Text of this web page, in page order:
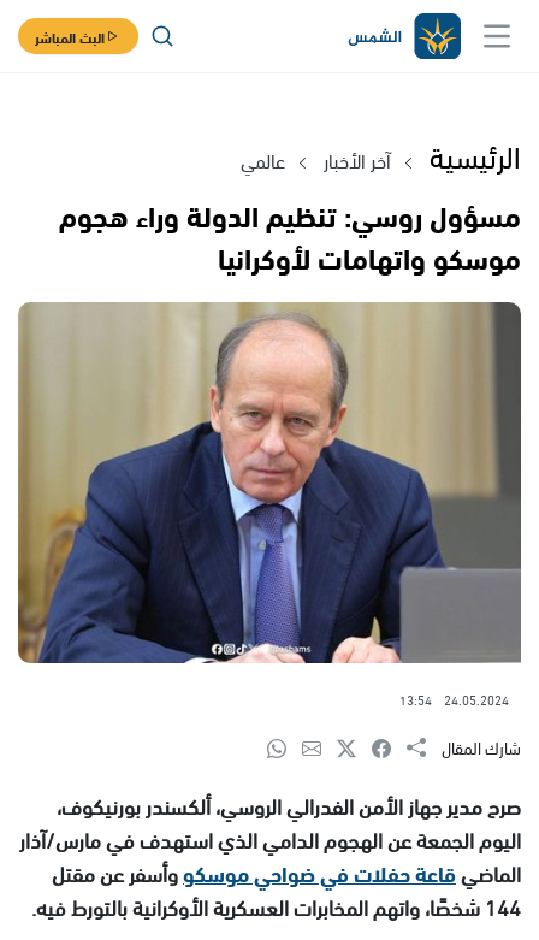
البث المباشر
الرئيسية آخر الأخبار عالمي
مسؤول روسي: تنظيم الدولة وراء هجوم
موسكو واتهامات لأوكرانيا
24.05.2024
13:54
شارك المقال
صرح مدير جهاز الأمن الفدرالي الروسي، ألكسندر بورنيكوف،
اليوم الجمعة عن الهجوم الدامي الذي استهدف في مارس/آذار
الماضيقاعة حفلات في ضواحي موسكووأسفر عن مقتل
144 شخصًا، واتهم المخابرات العسكرية الأوكرانية بالتورط فيه.